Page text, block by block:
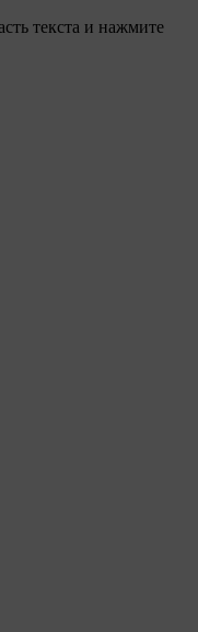
текста и нажмите